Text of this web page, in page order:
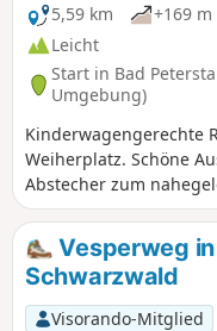
5,59 km
+169 m
Leicht
Start in Bad
Umgebung)
Kinderwagengerechte
Weiherplatz. Schöne
Abstecher zum
Herbstwasen machen
Der Sagenrundweg
32 Ortenauer
Vesperweg
Schwarzwald
Visorando-Mitglied